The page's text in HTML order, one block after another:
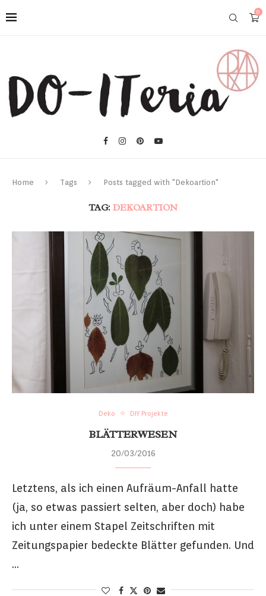
0
Home Tags Posts tagged with "Dekoartion"
TAG: DEKOARTION
Deko DIY Projekte
BLÄTTERWESEN
20/03/2016
Letztens, als ich einen Aufräum-Anfall hatte
(ja, so etwas passiert selten, aber doch) habe
ich unter einem Stapel Zeitschriften mit
Zeitungspapier bedeckte Blätter gefunden. Und
…